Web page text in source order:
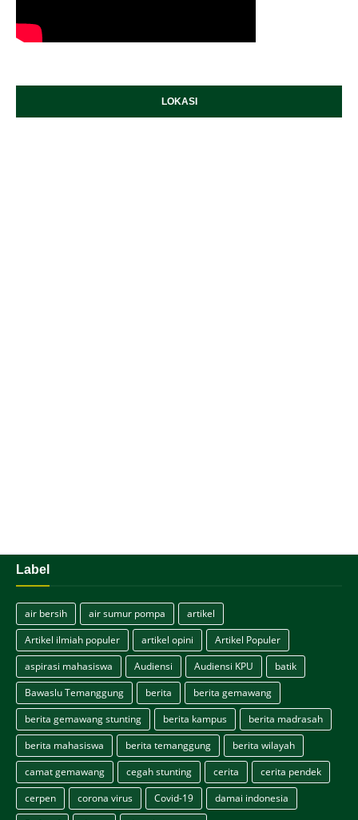
LOKASI
Label
air bersih air sumur pompa
artikel
Artikel ilmiah populer
artikel opini
Artikel Populer
aspirasi mahasiswa
Audiensi Audiensi KPU
batik
Bawaslu Temanggung
berita
berita gemawang
berita gemawang stunting
berita kampus
berita madrasah
berita mahasiswa
berita temanggung
berita wilayah
camat gemawang
cegah stunting cerita
cerita pendek
cerpen
corona virus Covid-19
damai indonesia